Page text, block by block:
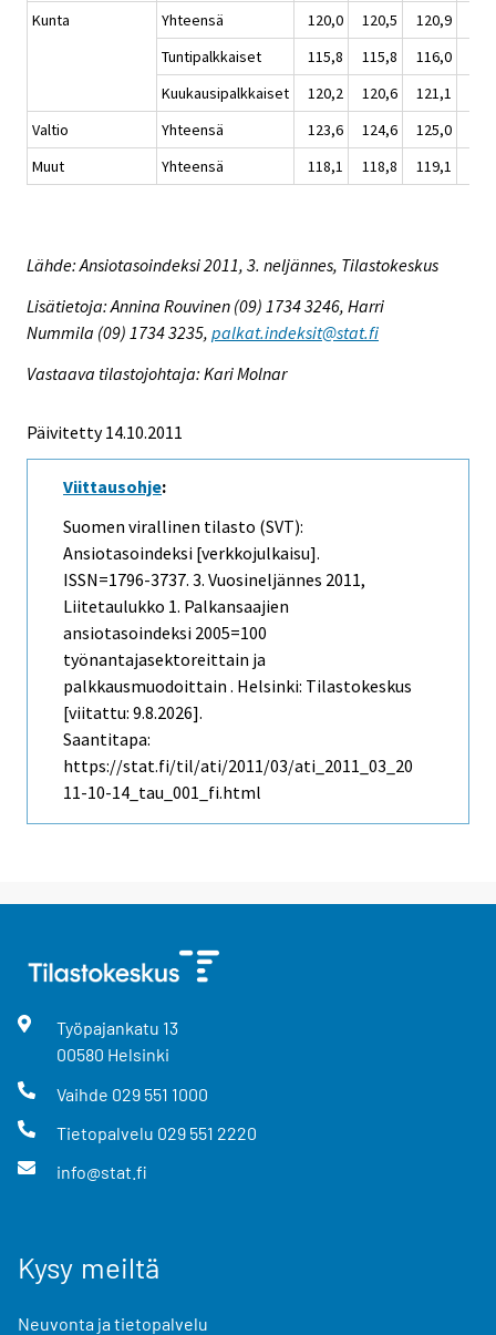
Kunta
Yhteensä 120,0 120,5 120,9
Tuntipalkkaiset
115,8 115,8 116,0
Kuukausipalkkaiset
120,2 120,6 121,1
Valtio
Yhteensä 123,6 124,6 125,0
Muut
Yhteensä 118,1 118,8 119,1
Lähde: Ansiotasoindeksi 2011, 3. neljännes, Tilastokeskus
Lisätietoja: Annina Rouvinen (09) 1734 3246, Harri
Nummila (09) 1734 3235, palkat.indeksit@stat.fi
Vastaava tilastojohtaja: Kari Molnar
Päivitetty 14.10.2011
Viittausohje:
Suomen virallinen tilasto (SVT):
Ansiotasoindeksi [verkkojulkaisu].
ISSN=1796-3737. 3. Vuosineljännes 2011,
Liitetaulukko 1. Palkansaajien
ansiotasoindeksi 2005=100
työnantajasektoreittain ja
palkkausmuodoittain . Helsinki: Tilastokeskus
[viitattu: 9.8.2026].
Saantitapa:
https://stat.fi/til/ati/2011/03/ati_2011_03_20
11-10-14_tau_001_fi.html
Työpajankatu 13
00580 Helsinki
Vaihde 029 551 1000
Tietopalvelu 029 551 2220
info@stat.fi
Kysy meiltä
Neuvonta ja tietopalvelu